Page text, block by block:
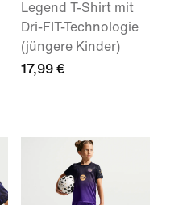
Legend T-Shirt mit
Dri-FIT-Technologie
(jüngere Kinder)
17,99 €